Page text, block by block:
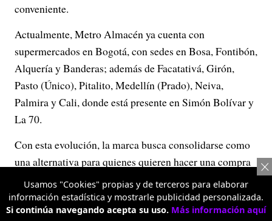
conveniente.
Actualmente, Metro Almacén ya cuenta con
supermercados en Bogotá, con sedes en Bosa, Fontibón,
Alquería y Banderas; además de Facatativá, Girón,
Pasto (Único), Pitalito, Medellín (Prado), Neiva,
Palmira y Cali, donde está presente en Simón Bolívar y
La 70.
Con esta evolución, la marca busca consolidarse como
una alternativa para quienes quieren hacer una compra
inteligente, encontrando en un mismo supermercado
variedad, calidad y opciones para ahorrar más, tanto en
las compras del hogar como en las del negocio.
Usamos "Cookies" propias y de terceros para elaborar
información estadística y mostrarle publicidad personalizada.
Si continúa navegando acepta su uso. Más información aquí